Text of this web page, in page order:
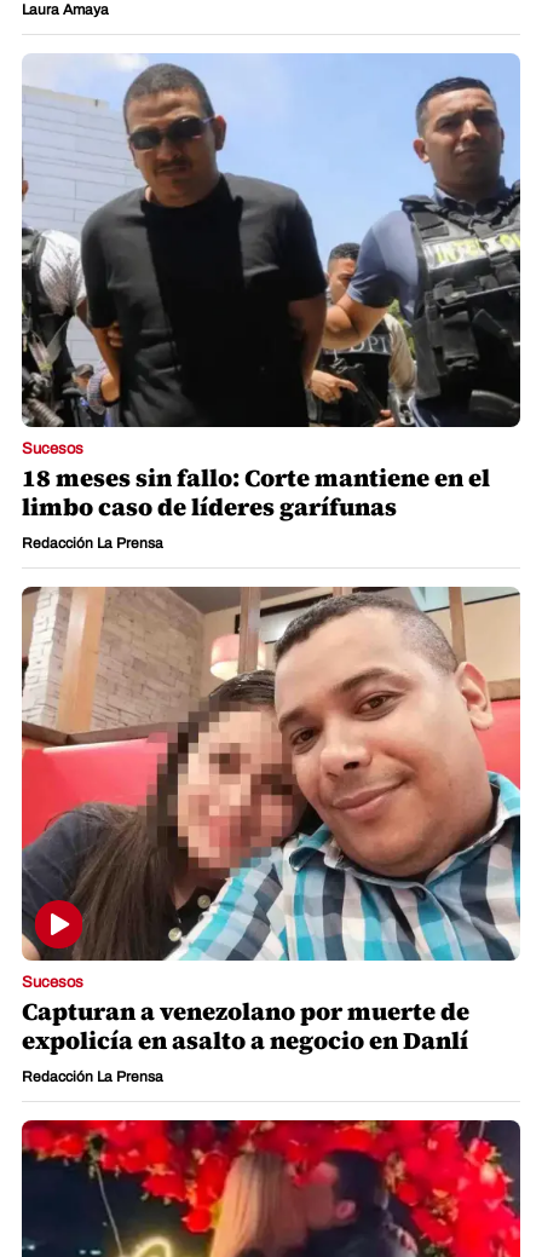
Laura Amaya
Sucesos
18 meses sin fallo: Corte mantiene en el
limbo caso de líderes garífunas
Redacción La Prensa
Sucesos
Capturan a venezolano por muerte de
expolicía en asalto a negocio en Danlí
Redacción La Prensa